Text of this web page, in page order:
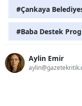
#Çankaya
#Baba Destek
Aylin Emir